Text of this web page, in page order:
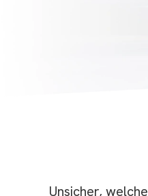
Unsicher,